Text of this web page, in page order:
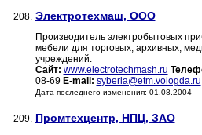
208. Электротехмаш, ООО
Производитель электробытовых
мебели для торговых, архивных,
учреждений.
Сайт: www.electrotechmash.ru
08-69 E-mail: syberia@etm.vologda.ru
Дата последнего изменения: 01.08.2004
209. Промтехцентр, НПЦ, ЗАО